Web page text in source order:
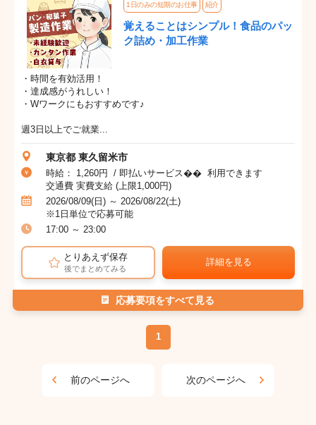
1日のみの短期のお仕事 紹介
覚えることはシンプル！食品のパッ
ク詰め・加工作業
・時間を有効活用！
・達成感がうれしい！
・Wワークにもおすすめです♪
週3日以上でご就業...
東京都 東久留米市
時給： 1,260円 / 即払いサービス�� 利用できます
交通費 実費支給 (上限1,000円)
2026/08/09(日) ～ 2026/08/22(土)
※1日単位で応募可能
17:00 ～ 23:00
とりあえず保存
後でまとめてみる
詳細を見る
応募要項をすべて見る
1
前のページへ 次のページへ